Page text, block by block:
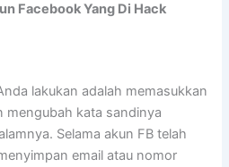
Facebook Yang Di Hack
lakukan adalah memasukkan
mengubah kata sandinya
Selama akun FB telah
email atau nomor